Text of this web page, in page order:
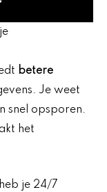
betere
Je weet
snel opsporen.
het
je 24/7